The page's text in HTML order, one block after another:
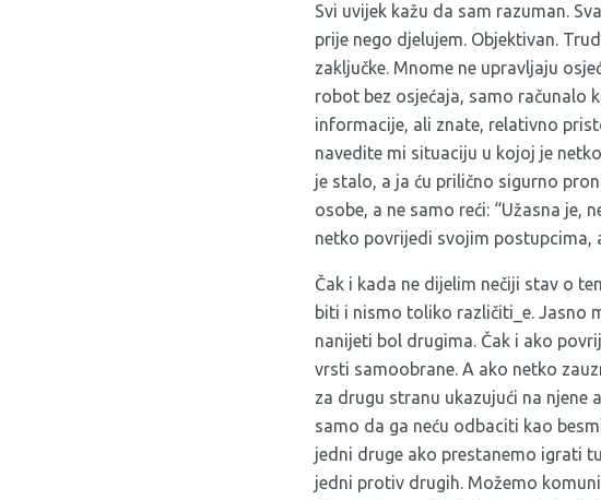
Svi uvijek kažu da sam razuman.
prije nego djelujem. Objektivan.
zaključke. Mnome ne upravljaju
robot bez osjećaja, samo računalo
informacije, ali znate, relativno
navedite mi situaciju u kojoj je
je stalo, a ja ću prilično sigurno
osobe, a ne samo reći: “Užasna je,
netko povrijedi svojim postupcima,
Čak i kada ne dijelim nečiji stav o
biti i nismo toliko različiti_e. Jasno
nanijeti bol drugima. Čak i ako
vrsti samoobrane. A ako netko
za drugu stranu ukazujući na njene
samo da ga neću odbaciti kao
jedni druge ako prestanemo igrati
jedni protiv drugih. Možemo